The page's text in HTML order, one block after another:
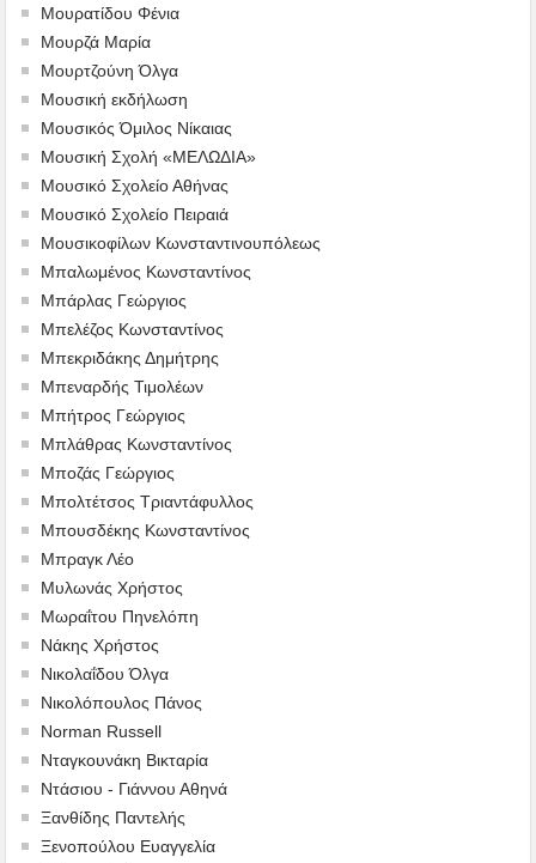
Μουρατίδου Φένια
Μουρζά Μαρία
Μουρτζούνη Όλγα
Μουσική εκδήλωση
Μουσικός Όμιλος Νίκαιας
Μουσική Σχολή «ΜΕΛΩΔΙΑ»
Μουσικό Σχολείο Αθήνας
Μουσικό Σχολείο Πειραιά
Μουσικοφίλων Κωνσταντινουπόλεως
Μπαλωμένος Κωνσταντίνος
Μπάρλας Γεώργιος
Μπελέζος Κωνσταντίνος
Μπεκριδάκης Δημήτρης
Μπεναρδής Τιμολέων
Μπήτρος Γεώργιος
Μπλάθρας Κωνσταντίνος
Μποζάς Γεώργιος
Μπολτέτσος Τριαντάφυλλος
Μπουσδέκης Κωνσταντίνος
Μπραγκ Λέο
Μυλωνάς Χρήστος
Μωραΐτου Πηνελόπη
Νάκης Χρήστος
Νικολαΐδου Όλγα
Νικολόπουλος Πάνος
Norman Russell
Νταγκουνάκη Βικταρία
Ντάσιου - Γιάννου Αθηνά
Ξανθίδης Παντελής
Ξενοπούλου Ευαγγελία